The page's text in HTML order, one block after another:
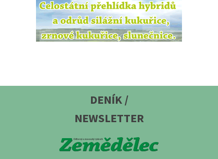
DENÍK /
NEWSLETTER